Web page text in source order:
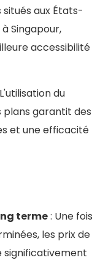
aux États-
Singapour,
accessibilité
du
plans garantit des
et une efficacité
terme: Une fois
les prix de